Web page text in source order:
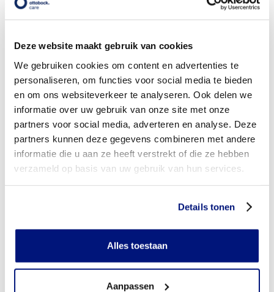
Deze website maakt gebruik van cookies
We gebruiken cookies om content en advertenties te
personaliseren, om functies voor social media te bieden
en om ons websiteverkeer te analyseren. Ook delen we
informatie over uw gebruik van onze site met onze
partners voor social media, adverteren en analyse. Deze
partners kunnen deze gegevens combineren met andere
informatie die u aan ze heeft verstrekt of die ze hebben
verzameld op basis van uw gebruik van hun services.
Details tonen
Alles toestaan
Aanpassen
Onze dienstverlening
Maken
Afleveren
Vergoeden en betalen
Vragen en opmerkingen